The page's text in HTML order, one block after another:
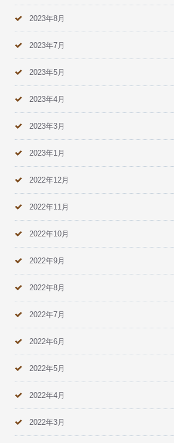
2023年8月
2023年7月
2023年5月
2023年4月
2023年3月
2023年1月
2022年12月
2022年11月
2022年10月
2022年9月
2022年8月
2022年7月
2022年6月
2022年5月
2022年4月
2022年3月